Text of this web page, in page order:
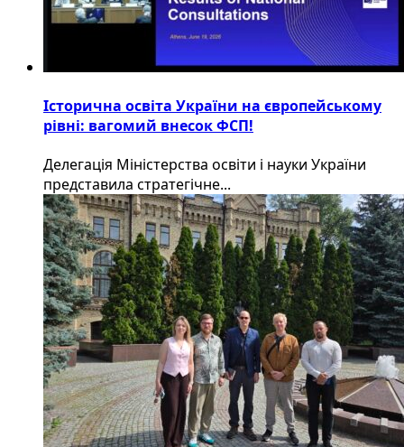
Історична освіта України на європейському
рівні: вагомий внесок ФСП!
Делегація Міністерства освіти і науки України
представила стратегічне...